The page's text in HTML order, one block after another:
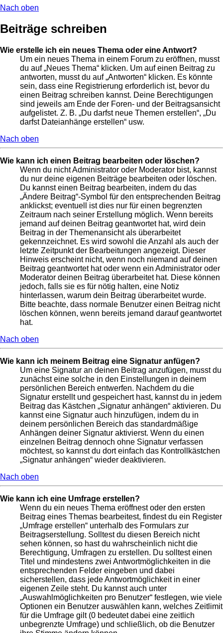
Nach oben
Beiträge schreiben
Wie erstelle ich ein neues Thema oder eine Antwort?
Um ein neues Thema in einem Forum zu eröffnen, musst
du auf „Neues Thema“ klicken. Um auf einen Beitrag zu
antworten, musst du auf „Antworten“ klicken. Es könnte
sein, dass eine Registrierung erforderlich ist, bevor du
einen Beitrag schreiben kannst. Deine Berechtigungen
sind jeweils am Ende der Foren- und der Beitragsansicht
aufgelistet. Z. B. „Du darfst neue Themen erstellen“, „Du
darfst Dateianhänge erstellen“ usw.
Nach oben
Wie kann ich einen Beitrag bearbeiten oder löschen?
Wenn du nicht Administrator oder Moderator bist, kannst
du nur deine eigenen Beiträge bearbeiten oder löschen.
Du kannst einen Beitrag bearbeiten, indem du das
„Ändere Beitrag“-Symbol für den entsprechenden Beitrag
anklickst; eventuell ist dies nur für einen begrenzten
Zeitraum nach seiner Erstellung möglich. Wenn bereits
jemand auf deinen Beitrag geantwortet hat, wird dein
Beitrag in der Themenansicht als überarbeitet
gekennzeichnet. Es wird sowohl die Anzahl als auch der
letzte Zeitpunkt der Bearbeitungen angezeigt. Dieser
Hinweis erscheint nicht, wenn noch niemand auf deinen
Beitrag geantwortet hat oder wenn ein Administrator oder
Moderator deinen Beitrag überarbeitet hat. Diese können
jedoch, falls sie es für nötig halten, eine Notiz
hinterlassen, warum dein Beitrag überarbeitet wurde.
Bitte beachte, dass normale Benutzer einen Beitrag nicht
löschen können, wenn bereits jemand darauf geantwortet
hat.
Nach oben
Wie kann ich meinem Beitrag eine Signatur anfügen?
Um eine Signatur an deinen Beitrag anzufügen, musst du
zunächst eine solche in den Einstellungen in deinem
persönlichen Bereich entwerfen. Nachdem du die
Signatur erstellt und gespeichert hast, kannst du in jedem
Beitrag das Kästchen „Signatur anhängen“ aktivieren. Du
kannst eine Signatur auch hinzufügen, indem du in
deinem persönlichen Bereich das standardmäßige
Anhängen deiner Signatur aktivierst. Wenn du einen
einzelnen Beitrag dennoch ohne Signatur verfassen
möchtest, so kannst du dort einfach das Kontrollkästchen
„Signatur anhängen“ wieder deaktivieren.
Nach oben
Wie kann ich eine Umfrage erstellen?
Wenn du ein neues Thema eröffnest oder den ersten
Beitrag eines Themas bearbeitest, findest du ein Register
„Umfrage erstellen“ unterhalb des Formulars zur
Beitragserstellung. Solltest du diesen Bereich nicht
sehen können, so hast du wahrscheinlich nicht die
Berechtigung, Umfragen zu erstellen. Du solltest einen
Titel und mindestens zwei Antwortmöglichkeiten in die
entsprechenden Felder eingeben und dabei
sicherstellen, dass jede Antwortmöglichkeit in einer
eigenen Zeile steht. Du kannst auch unter
„Auswahlmöglichkeiten pro Benutzer“ festlegen, wie viele
Optionen ein Benutzer auswählen kann, welches Zeitlimit
für die Umfrage gilt (0 bedeutet dabei eine zeitlich
unbegrenzte Umfrage) und schließlich, ob die Benutzer